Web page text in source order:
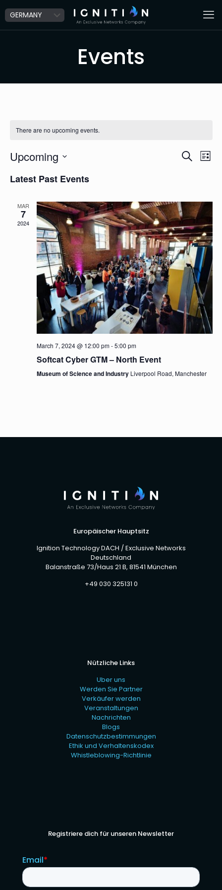
Events
There are no upcoming events.
Views
Search
List
Upcoming
date.
Latest Past Events
MAR
7
2024
March 7, 2024 @ 12:00 pm-5:00 pm
Softcat Cyber GTM – North Event
Museum of Science and Industry Liverpool Road, Manchester
Europäischer Hauptsitz
Ignition Technology DACH / Exclusive Networks
Deutschland
Balanstraße 73/Haus 21 B, 81541 München
+49 030 325131 0
Nützliche Links
Uber uns
Werden Sie Partner
Verkäufer werden
Veranstaltungen
Nachrichten
Blogs
Datenschutzbestimmungen
Ethik und Verhaltenskodex
Whistleblowing-Richtlinie
Registriere dich für unseren Newsletter